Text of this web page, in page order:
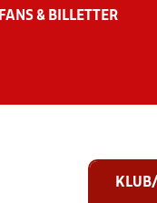
FANS & BILLETTER